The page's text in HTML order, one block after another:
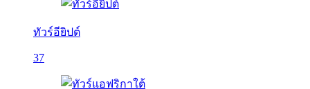
ทัวร์อียิปต์
37